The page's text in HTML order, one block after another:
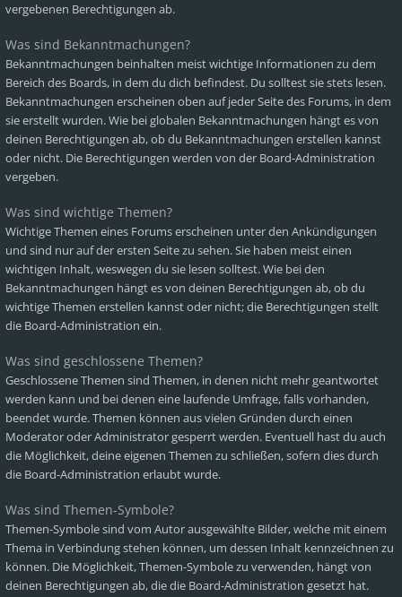
vergebenen Berechtigungen ab.
Was sind Bekanntmachungen?
Bekanntmachungen beinhalten meist wichtige Informationen zu dem
Bereich des Boards, in dem du dich befindest. Du solltest sie stets lesen.
Bekanntmachungen erscheinen oben auf jeder Seite des Forums, in dem
sie erstellt wurden. Wie bei globalen Bekanntmachungen hängt es von
deinen Berechtigungen ab, ob du Bekanntmachungen erstellen kannst
oder nicht. Die Berechtigungen werden von der Board-Administration
vergeben.
Was sind wichtige Themen?
Wichtige Themen eines Forums erscheinen unter den Ankündigungen
und sind nur auf der ersten Seite zu sehen. Sie haben meist einen
wichtigen Inhalt, weswegen du sie lesen solltest. Wie bei den
Bekanntmachungen hängt es von deinen Berechtigungen ab, ob du
wichtige Themen erstellen kannst oder nicht; die Berechtigungen stellt
die Board-Administration ein.
Was sind geschlossene Themen?
Geschlossene Themen sind Themen, in denen nicht mehr geantwortet
werden kann und bei denen eine laufende Umfrage, falls vorhanden,
beendet wurde. Themen können aus vielen Gründen durch einen
Moderator oder Administrator gesperrt werden. Eventuell hast du auch
die Möglichkeit, deine eigenen Themen zu schließen, sofern dies durch
die Board-Administration erlaubt wurde.
Was sind Themen-Symbole?
Themen-Symbole sind vom Autor ausgewählte Bilder, welche mit einem
Thema in Verbindung stehen können, um dessen Inhalt kennzeichnen zu
können. Die Möglichkeit, Themen-Symbole zu verwenden, hängt von
deinen Berechtigungen ab, die die Board-Administration gesetzt hat.